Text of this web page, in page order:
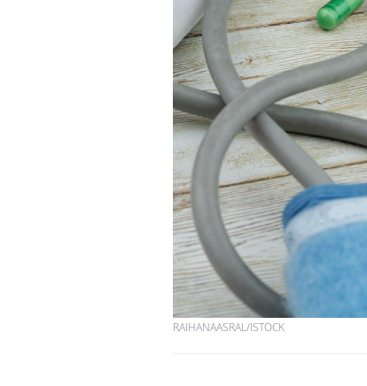
RAIHANAASRAL/ISTOCK